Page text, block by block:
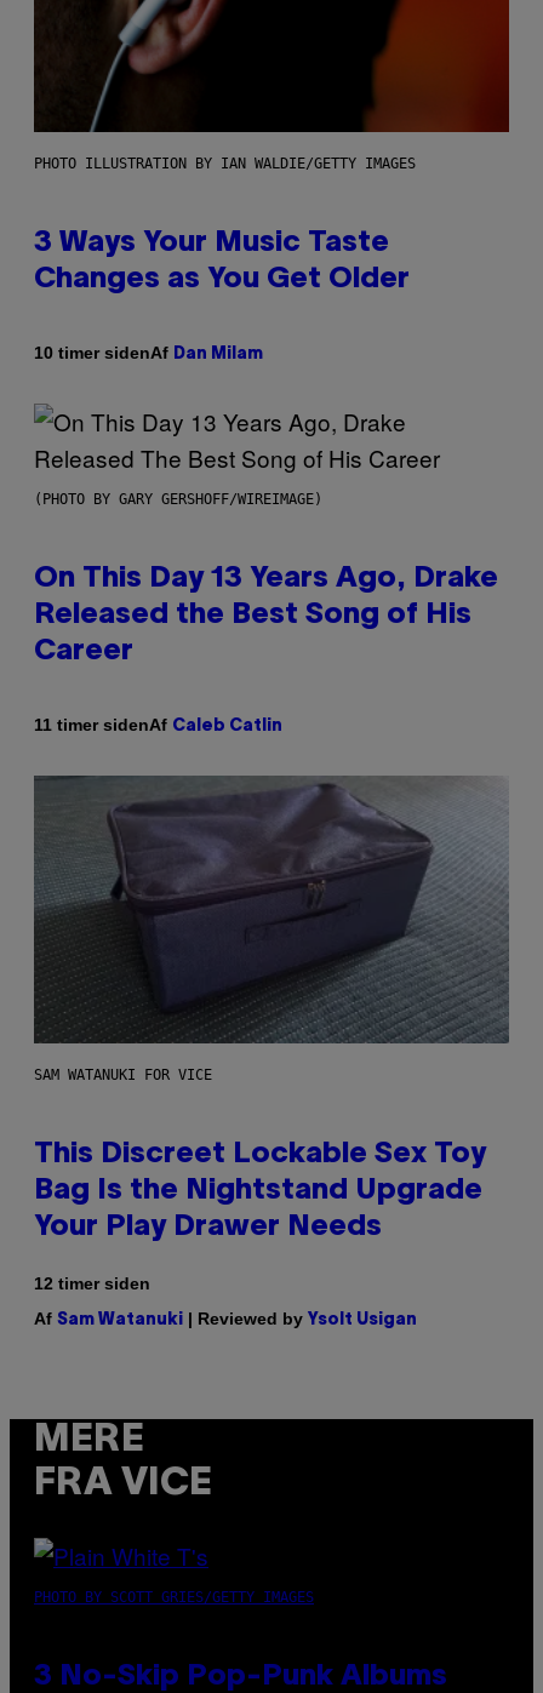
PHOTO ILLUSTRATION BY IAN WALDIE/GETTY IMAGES
3 Ways Your Music Taste
Changes as You Get Older
10 timer sidenAf Dan Milam
(PHOTO BY GARY GERSHOFF/WIREIMAGE)
On This Day 13 Years Ago, Drake
Released the Best Song of His
Career
11 timer sidenAf Caleb Catlin
SAM WATANUKI FOR VICE
This Discreet Lockable Sex Toy
Bag Is the Nightstand Upgrade
Your Play Drawer Needs
12 timer siden
Af Sam Watanuki | Reviewed by Ysolt Usigan
MERE
FRA VICE
PHOTO BY SCOTT GRIES/GETTY IMAGES
3 No-Skip Pop-Punk Albums